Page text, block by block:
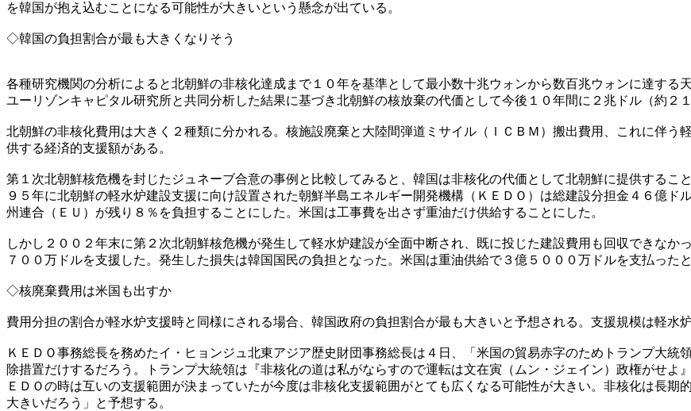
を韓国が抱え込むことになる可能性が大きいという懸念が出ている。
◇韓国の負担割合が最も大きくなりそう
各種研究機関の分析によると北朝鮮の非核化達成まで１０年を基準として最小数十兆ウォンから数百兆ウォンに達す
ユーリゾンキャピタル研究所と共同分析した結果に基づき北朝鮮の核放棄の代価として今後１０年間に２兆ドル（約２
北朝鮮の非核化費用は大きく２種類に分かれる。核施設廃棄と大陸間弾道ミサイル（ＩＣＢＭ）搬出費用、これに伴う
供する経済的支援額がある。
第１次北朝鮮核危機を封じたジュネーブ合意の事例と比較してみると、韓国は非核化の代価として北朝鮮に提供するこ
９５年に北朝鮮の軽水炉建設支援に向け設置された朝鮮半島エネルギー開発機構（ＫＥＤＯ）は総建設分担金４６億
州連合（ＥＵ）が残り８％を負担することにした。米国は工事費を出さず重油だけ供給することにした。
しかし２００２年末に第２次北朝鮮核危機が発生して軽水炉建設が全面中断され、既に投じた建設費用も回収できなか
７００万ドルを支援した。発生した損失は韓国国民の負担となった。米国は重油供給で３億５０００万ドルを支払ったと
◇核廃棄費用は米国も出すか
費用分担の割合が軽水炉支援時と同様にされる場合、韓国政府の負担割合が最も大きいと予想される。支援規模は軽水
ＫＥＤＯ事務総長を務めたイ・ヒョンジュ北東アジア歴史財団事務総長は４日、「米国の貿易赤字のためトランプ大
除措置だけするだろう。トランプ大統領は『非核化の道は私がならすので運転は文在寅（ムン・ジェイン）政権がせよ
ＥＤＯの時は互いの支援範囲が決まっていたが今度は非核化支援範囲がとても広くなる可能性が大きい。非核化は長
大きいだろう」と予想する。